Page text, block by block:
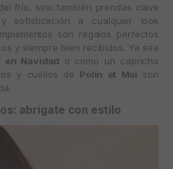
frío, sino también prendas clave
sofisticación a cualquier look
son regalos perfectos
y siempre bien recibidos. Ya sea
en Navidad o como un capricho
y cuellos de Polín et Moi son
abrígate con estilo